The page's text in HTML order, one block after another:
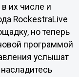
их числе и
RockestraLive
но теперь
программой
услышат